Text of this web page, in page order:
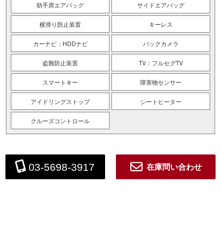
助手席エアバッグ サイドエアバッグ
横滑り防止装置 キーレス
カーナビ：HDDナビ バックカメラ
盗難防止装置 TV：フルセグTV
スマートキー 障害物センサー
アイドリングストップ シートヒーター
クルーズコントロール
03-5698-3917 在庫問い合わせ